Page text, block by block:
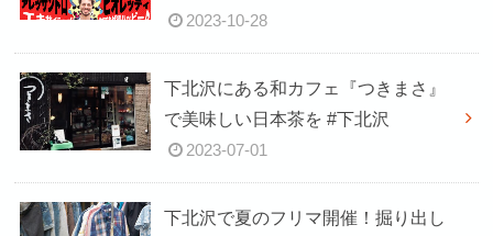
2023-10-28
下北沢にある和カフェ『つきまさ』
で美味しい日本茶を #下北沢
2023-07-01
下北沢で夏のフリマ開催！掘り出し